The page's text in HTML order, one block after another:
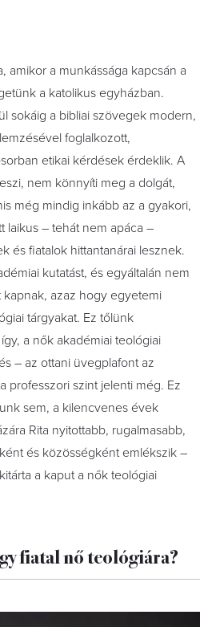
amikor a munkássága kapcsán a
a katolikus egyházban.
sokáig a bibliai szövegek modern,
foglalkozott,
etikai kérdések érdeklik. A
nem könnyíti meg a dolgát,
még mindig inkább az a gyakori,
laikus – tehát nem apáca –
és fiatalok hittantanárai lesznek.
kutatást, és egyáltalán nem
azaz hogy egyetemi
tárgyakat. Ez tőlünk
a nők akadémiai teológiai
– az ottani üvegplafont az
professzori szint jelenti még. Ez
sem, a kilencvenes évek
Rita nyitottabb, rugalmasabb,
és közösségként emlékszik –
a kaput a nők teológiai
fiatal nő teológiára?